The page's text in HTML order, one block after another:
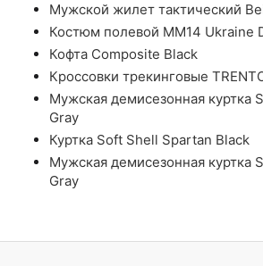
Мужской жилет тактический
Костюм полевой ММ14 Ukraine
Кофта Composite Black
Кроссовки трекинговые
Мужская демисезонная куртка
Gray
Куртка Soft Shell Spartan Black
Мужская демисезонная куртка
Gray